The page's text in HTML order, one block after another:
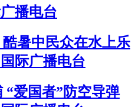
播电台
暑中民众在水上乐
际广播电台
“爱国者”防空导弹